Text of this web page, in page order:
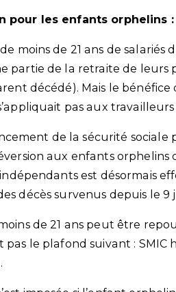
pour les enfants orphelins
moins de 21 ans de
partie de la retraite de leurs
décédé). Mais le
pas aux
de la sécurité
aux enfants orphelins
est désormais
décès survenus depuis le 9
de 21 ans peut être
le plafond suivant : SMIC